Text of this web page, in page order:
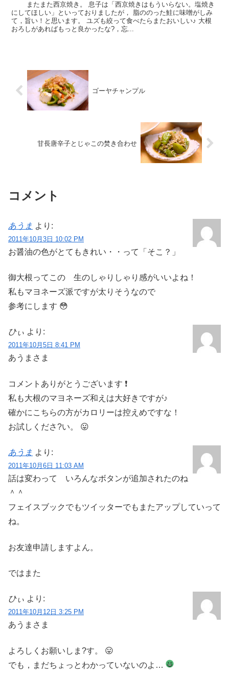
またまた西京焼き。 息子は「西京焼きはもういらない。塩焼き
にしてほしい」といっておりましたが， 脂ののった鮭に味噌がしみ
て，旨い！と思います。 ユズも絞って食べたらまたおいしい♪ 大根
おろしがあればもっと良かったな?，忘...
ゴーヤチャンプル
甘長唐辛子とじゃこの焚き合わせ
コメント
あうま より:
2011年10月3日 10:02 PM
お醤油の色がとてもきれい・・って「そこ？」
御大根ってこの 生のしゃりしゃり感がいいよね！
私もマヨネーズ派ですが太りそうなので
参考にします 😳
ひぃ より:
2011年10月5日 8:41 PM
あうまさま
コメントありがとうございます ❗
私も大根のマヨネーズ和えは大好きですが♪
確かにこちらの方がカロリーは控えめですな！
お試しくださ?い。 😛
あうま より:
2011年10月6日 11:03 AM
話は変わって いろんなボタンが追加されたのね
＾＾
フェイスブックでもツイッターでもまたアップしていって
ね。
お友達申請しますよん。
ではまた
ひぃ より:
2011年10月12日 3:25 PM
あうまさま
よろしくお願いしま?す。 😛
でも，まだちょっとわかっていないのよ…